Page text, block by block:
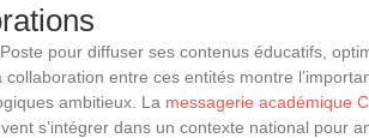
pour diffuser ses contenus éducatifs,
collaboration entre ces entités montre
ambitieux. La messagerie académique
s’intégrer dans un contexte national pour